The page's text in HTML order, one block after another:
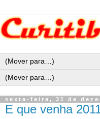
sexta-feira, 31 de
E que venha